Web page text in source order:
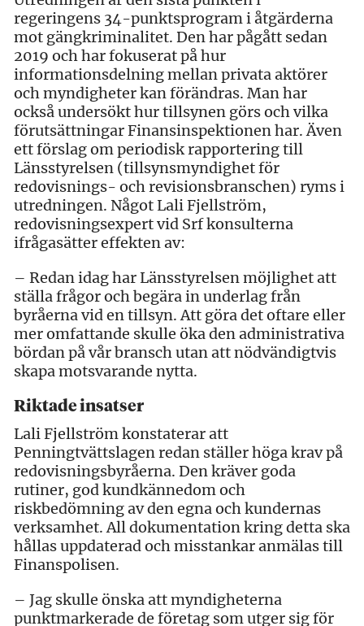
regeringens 34-punktsprogram i åtgärderna
mot gängkriminalitet. Den har pågått sedan
2019 och har fokuserat på hur
informationsdelning mellan privata aktörer
och myndigheter kan förändras. Man har
också undersökt hur tillsynen görs och vilka
förutsättningar Finansinspektionen har. Även
ett förslag om periodisk rapportering till
Länsstyrelsen (tillsynsmyndighet för
redovisnings- och revisionsbranschen) ryms i
utredningen. Något Lali Fjellström,
redovisningsexpert vid Srf konsulterna
ifrågasätter effekten av:
– Redan idag har Länsstyrelsen möjlighet att
ställa frågor och begära in underlag från
byråerna vid en tillsyn. Att göra det oftare eller
mer omfattande skulle öka den administrativa
bördan på vår bransch utan att nödvändigtvis
skapa motsvarande nytta.
Riktade insatser
Lali Fjellström konstaterar att
Penningtvättslagen redan ställer höga krav på
redovisningsbyråerna. Den kräver goda
rutiner, god kundkännedom och
riskbedömning av den egna och kundernas
verksamhet. All dokumentation kring detta ska
hållas uppdaterad och misstankar anmälas till
Finanspolisen.
– Jag skulle önska att myndigheterna
punktmarkerade de företag som utger sig för